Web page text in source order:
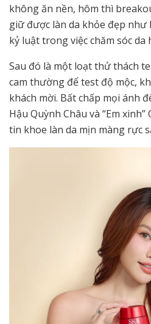
không ăn nền, hôm thì
giữ được làn da khỏe đẹp
kỷ luật trong việc chăm sóc da
Sau đó là một loạt thử thách
cam thường để test độ mộc,
khách mời. Bất chấp mọi ánh
Hậu Quỳnh Châu và “Em
tin khoe làn da mịn màng rực